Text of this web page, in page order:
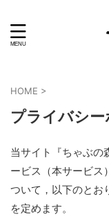
HOME >
プライバシ
当サイト『ちゃぶの
ービス（本サービス
ついて，以下のとお
を定めます。